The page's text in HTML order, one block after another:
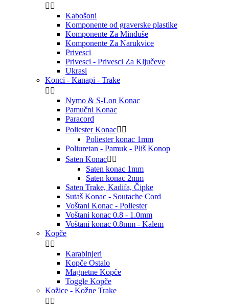
 
Kabošoni
Komponente od graverske plastike
Komponente Za Minđuše
Komponente Za Narukvice
Privesci
Privesci - Privesci Za Ključeve
Ukrasi
Konci - Kanapi - Trake
 
Nymo & S-Lon Konac
Pamučni Konac
Paracord
Poliester Konac 
Poliester konac 1mm
Poliuretan - Pamuk - Pliš Konop
Saten Konac 
Saten konac 1mm
Saten konac 2mm
Saten Trake, Kadifa, Čipke
Sutaš Konac - Soutache Cord
Voštani Konac - Poliester
Voštani konac 0.8 - 1.0mm
Voštani konac 0.8mm - Kalem
Kopče
 
Karabinjeri
Kopče Ostalo
Magnetne Kopče
Toggle Kopče
Kožice - Kožne Trake
 